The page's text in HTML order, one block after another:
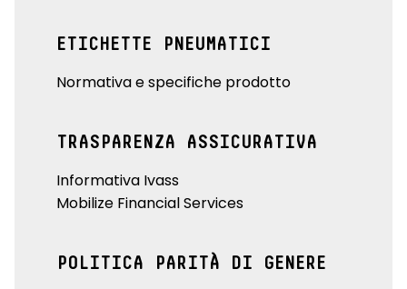
ETICHETTE PNEUMATICI
Normativa e specifiche prodotto
TRASPARENZA ASSICURATIVA
Informativa Ivass
Mobilize Financial Services
POLITICA PARITÀ DI GENERE